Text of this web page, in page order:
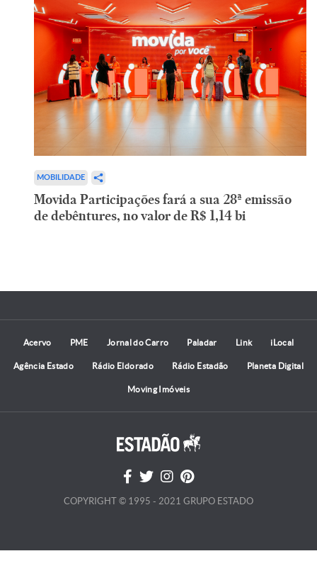
MOBILIDADE
Movida Participações fará a sua 28ª emissão
de debêntures, no valor de R$ 1,14 bi
Acervo PME Jornal do Carro Paladar Link iLocal
Agência Estado Rádio Eldorado Rádio Estadão Planeta Digital
Moving Imóveis
COPYRIGHT © 1995 - 2021 GRUPO ESTADO